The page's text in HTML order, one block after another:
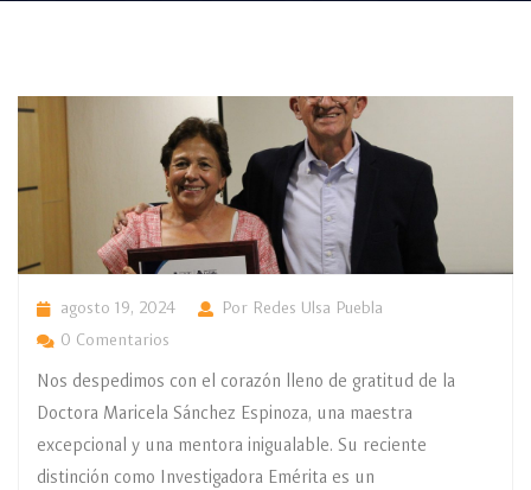
agosto 19, 2024
Por Redes Ulsa Puebla
0 Comentarios
Nos despedimos con el corazón lleno de gratitud de la
Doctora Maricela Sánchez Espinoza, una maestra
excepcional y una mentora inigualable. Su reciente
distinción como Investigadora Emérita es un